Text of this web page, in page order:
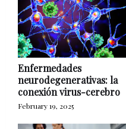
Enfermedades
neurodegenerativas: la
conexión virus-cerebro
February 19, 2025